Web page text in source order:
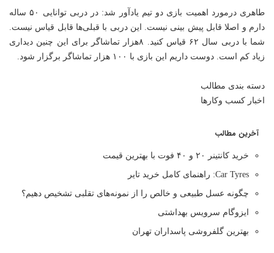
طاهری درمورد اهمیت بازی دو تیم یادآور شد: در دربی توانایی ۵۰ ساله
دارم و اصلا قابل پیش بینی نیست. این دربی با قبلی‌ها قابل قیاس نیست.
شما با دربی سال ۶۲ قیاس کنید. ۸‌هزار تماشاگر برای این چنین دیداری
زیاد کم است. دوست داریم این بازی با ۱۰۰ هزار تماشاگر برگزار شود.
دسته بندی مطالب
اخبار کسب وکارها
آخرین مطالب
خرید کانتینر ۲۰ و ۴۰ فوت با بهترین قیمت
Car Tyres: راهنمای کامل خرید تایر
چگونه عسل طبیعی و خالص را از نمونه‌های تقلبی تشخیص دهیم؟
ایزوگام سرویس بهداشتی
بهترین گلفروشی پاسداران تهران